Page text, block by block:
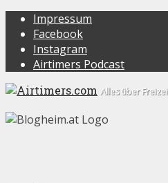
Impressum
Facebook
Instagram
Airtimers Podcast
Alles über